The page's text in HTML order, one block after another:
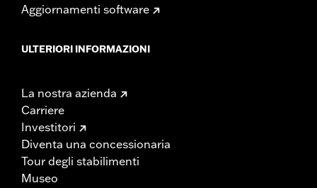
Aggiornamenti software
ULTERIORI INFORMAZIONI
La nostra azienda
Carriere
Investitori
Diventa una concessionaria
Tour degli stabilimenti
Museo